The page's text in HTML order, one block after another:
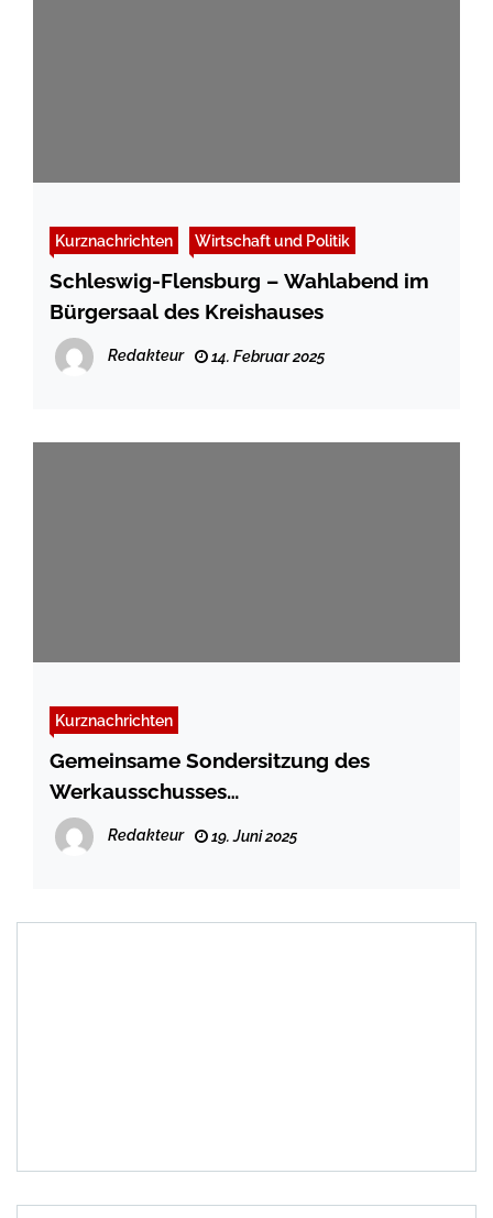
Kurznachrichten Wirtschaft und Politik
Schleswig-Flensburg – Wahlabend im
Bürgersaal des Kreishauses
Redakteur 14. Februar 2025
Kurznachrichten
Gemeinsame Sondersitzung des
Werkausschusses
Abwasserentsorgung/Umweltdienste
und Bau-, Klimaschutz- und
Redakteur 19. Juni 2025